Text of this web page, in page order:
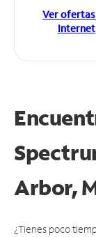
Ver
Internet
Arbor,
¿Tienes poco